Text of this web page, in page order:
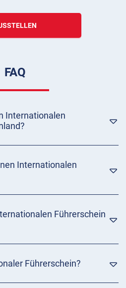
FAQ
Internationalen
Internationalen
Führerschein
Führerschein?